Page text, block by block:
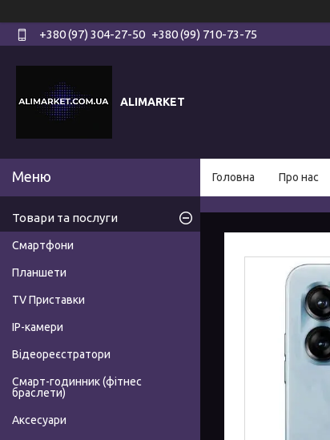
+380 (97) 304-27-50 +380 (99) 710-73-75
ALIMARKET
Головна Про нас
Товари та послуги
Смартфони
Планшети
TV Приставки
IP-камери
Відеореєстратори
Смарт-годинник (фітнес
браслети)
Аксесуари